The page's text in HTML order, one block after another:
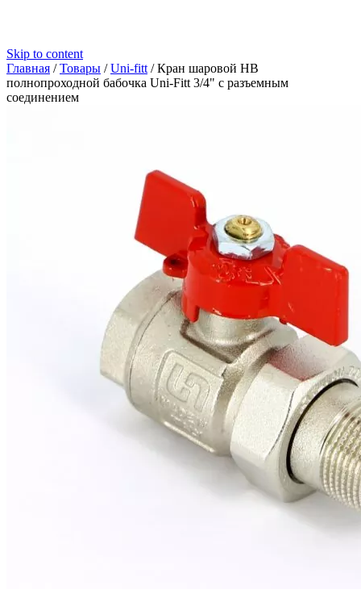
Skip to content
Главная /Товары /Uni-fitt /Кран шаровой НВ
полнопроходной бабочка Uni-Fitt 3/4" с разъемным
соединением